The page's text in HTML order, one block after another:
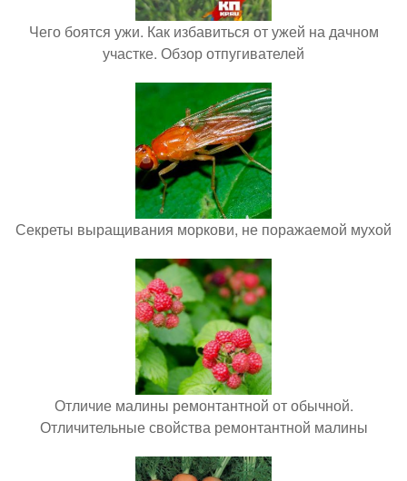
Чего боятся ужи. Как избавиться от ужей на дачном
участке. Обзор отпугивателей
Секреты выращивания моркови, не поражаемой мухой
Отличие малины ремонтантной от обычной.
Отличительные свойства ремонтантной малины